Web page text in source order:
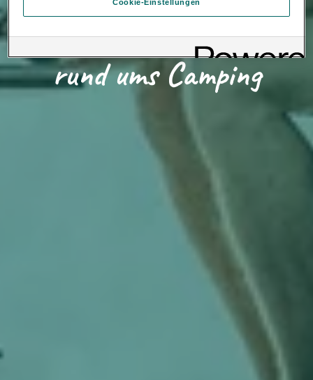
Wissenswertes
rund ums Camping
Loading...
finden Sie in der Cookie-Richtlinie oder in den Cookie-
Einstellungen. Sie finden die Cookie-Einstellungen am Ende der
einen von uns personalisierten Link auf unsere Website gelangen,
können Ihre erzeugten Daten, sofern Sie dem explizit zugestimmt
(„Cookies mit Marketingzwecke“) haben, von Ihrem zugeordneten
Händler bzw. im Falle eines Porsche Betriebs, Porsche Inter Auto
Cookie-Einstellungen